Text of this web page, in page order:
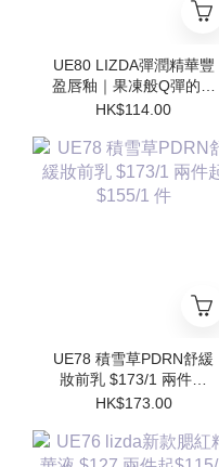
UE80 LIZDA彈潤精華豐
盈唇釉｜果凍般Q彈的護
唇魔法✨$114/1 兩件起
HK$114.00
UE78 積雪草PDRN舒緩
妝前乳 $173/1 兩件起
$155/1 件
HK$173.00